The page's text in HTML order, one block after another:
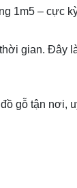
1m5 – cực
gian. Đây
gỗ tận nơi,